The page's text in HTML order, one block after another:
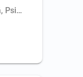
Psihoterapie de